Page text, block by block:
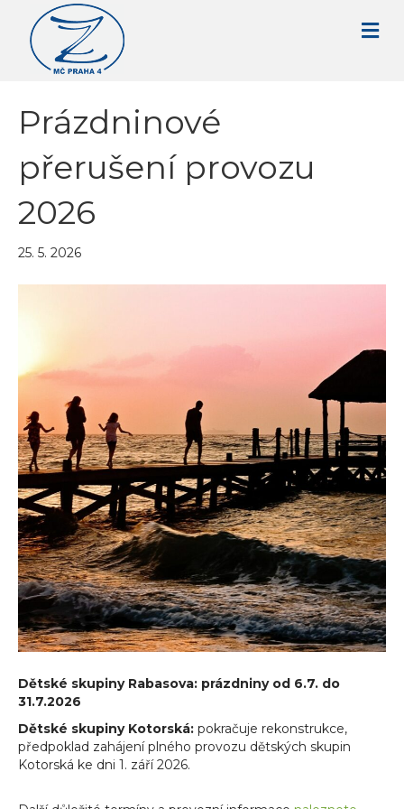
Prázdninové
přerušení provozu
2026
25. 5. 2026
Dětské skupiny Rabasova: prázdniny od 6.7. do
31.7.2026
Dětské skupiny Kotorská: pokračuje rekonstrukce,
předpoklad zahájení plného provozu dětských skupin
Kotorská ke dni 1. září 2026.